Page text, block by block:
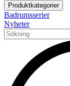
Produktkategorier
Badrumsserier
Nyheter